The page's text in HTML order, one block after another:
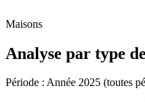
Maisons
Analyse par type
Période : Année 2025 (toutes